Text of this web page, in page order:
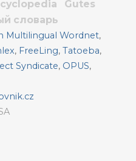
Gutes
словарь
Multilingual Wordnet,
, FreeLing, Tatoeba,
Syndicate, OPUS,